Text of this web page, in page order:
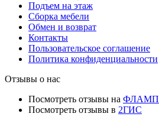
Подъем на этаж
Сборка мебели
Обмен и возврат
Контакты
Пользовательское соглашение
Политика конфиденциальности
Отзывы о нас
Посмотреть отзывы на ФЛАМП
Посмотреть отзывы в 2ГИС